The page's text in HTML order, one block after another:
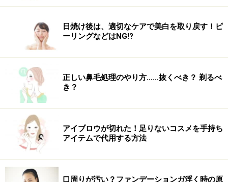
日焼け後は、適切なケアで美白を取り戻す！ピ
ーリングなどはNG!?
正しい鼻毛処理のやり方……抜くべき？ 剃るべ
き？
アイブロウが切れた！足りないコスメを手持ち
アイテムで代用する方法
口周りが汚い？ファンデーションガ浮く時の原